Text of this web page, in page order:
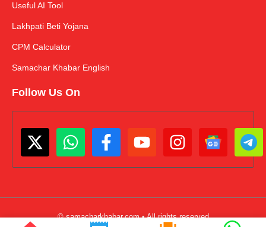
Useful AI Tool
Lakhpati Beti Yojana
CPM Calculator
Samachar Khabar English
Follow Us On
© samacharkhabar.com • All rights reserved